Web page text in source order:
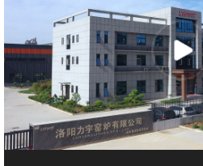
元件、高温窑具等。 历经二十余年
定、性能可靠，应用场景覆盖高校、
务于粉末、冶金、电子、煤炭、医药
种新材料、耐火材料、新能源、航天
处理等行业，产品覆盖国内多省市，
区。 近年来，公司通过理念更新、